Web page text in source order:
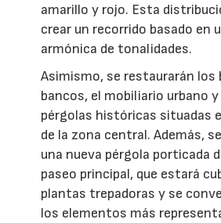
amarillo y rojo. Esta
crear un recorrido basado en
armónica de tonalidades.
Asimismo, se restaurarán los
bancos, el mobiliario urbano
pérgolas históricas situadas
de la zona central. Además,
una nueva pérgola porticada
paseo principal, que estará
plantas trepadoras y se
los elementos más